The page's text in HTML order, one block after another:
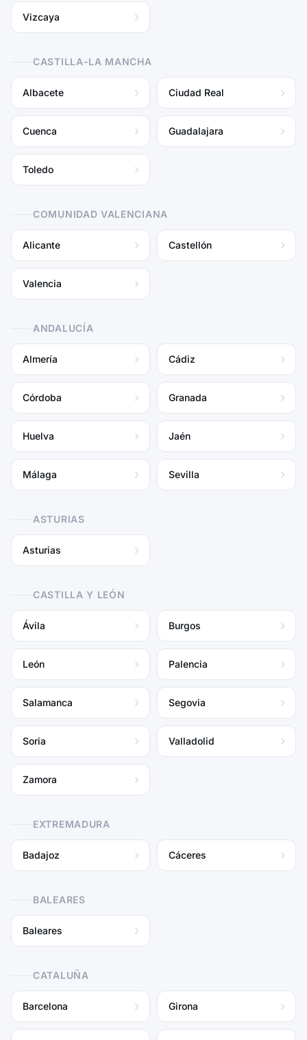
Vizcaya
CASTILLA-LA MANCHA
Albacete Ciudad Real
Cuenca Guadalajara
Toledo
COMUNIDAD VALENCIANA
Alicante Castellón
Valencia
ANDALUCÍA
Almería Cádiz
Córdoba Granada
Huelva Jaén
Málaga Sevilla
ASTURIAS
Asturias
CASTILLA Y LEÓN
Ávila Burgos
León Palencia
Salamanca Segovia
Soria Valladolid
Zamora
EXTREMADURA
Badajoz Cáceres
BALEARES
Baleares
CATALUÑA
Barcelona Girona